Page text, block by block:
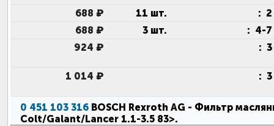
688 ₽ 11 шт. :
688 ₽
3 шт. : 4-
924 ₽
:
1 014 ₽ :
0 451 103 316 BOSCH Rexroth AG - Фильтр
Colt/Galant/Lancer 1.1-3.5 83>.